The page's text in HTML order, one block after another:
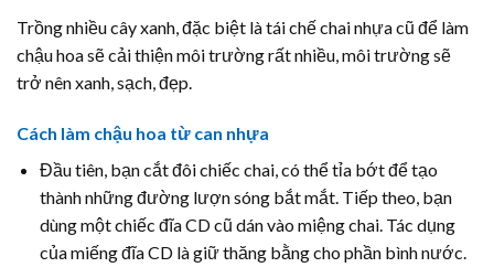
Trồng nhiều cây xanh, đặc biệt là tái chế chai nhựa cũ để làm
chậu hoa sẽ cải thiện môi trường rất nhiều, môi trường sẽ
trở nên xanh, sạch, đẹp.
Cách làm chậu hoa từ can nhựa
Đầu tiên, bạn cắt đôi chiếc chai, có thể tỉa bớt để tạo
thành những đường lượn sóng bắt mắt. Tiếp theo, bạn
dùng một chiếc đĩa CD cũ dán vào miệng chai. Tác dụng
của miếng đĩa CD là giữ thăng bằng cho phần bình nước.